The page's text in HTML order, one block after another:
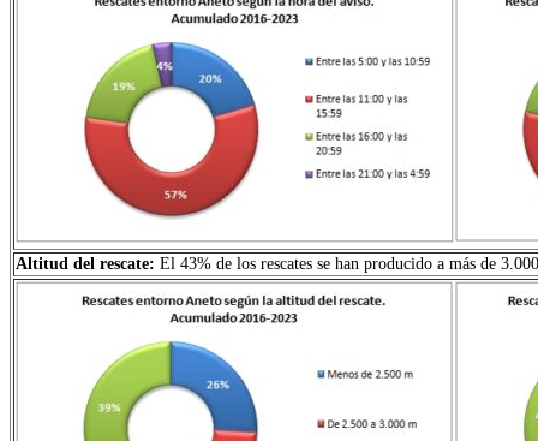
Altitud del rescate: El 43% de los rescates se han producido a más de